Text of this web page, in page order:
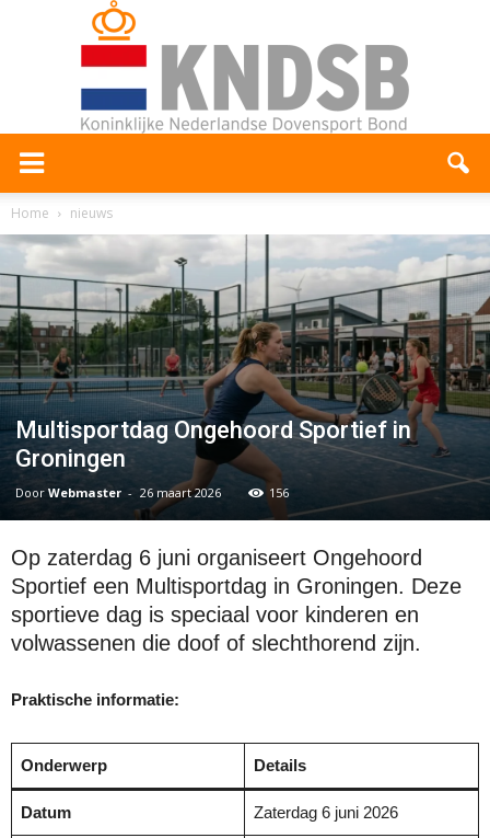
Home nieuws
Multisportdag Ongehoord Sportief in
Groningen
Door Webmaster - 26 maart 2026 156
Op zaterdag 6 juni organiseert Ongehoord
Sportief een Multisportdag in Groningen. Deze
sportieve dag is speciaal voor kinderen en
volwassenen die doof of slechthorend zijn.
Praktische informatie:
Onderwerp Details
Datum Zaterdag 6 juni 2026